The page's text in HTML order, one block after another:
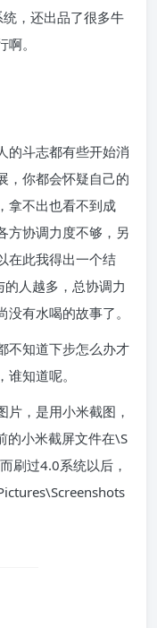
，还出品了很多牛
。
的斗志都有些开始消
，你都会怀疑自己的
拿不出也看不到成
方协调力度不够，另
在此我得出一个结
人越多，总协调力
有水喝的故事了。
不知道下步怎么办才
知道呢。
片，是用小米截图，
的小米截屏文件在\S
刷过4.0系统以后，